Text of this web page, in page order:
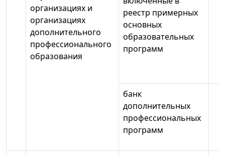
организациях и
организациях
дополнительного
профессионального
образования
реестр примерных
основных
образовательных
программ
банк
дополнительных
профессиональных
программ